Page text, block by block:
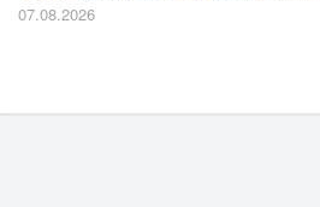
07.08.2026